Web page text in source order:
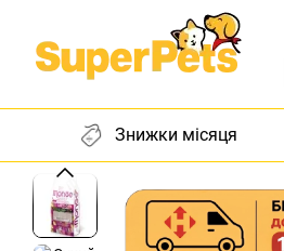
Перейти до основного контенту
Знижки місяця